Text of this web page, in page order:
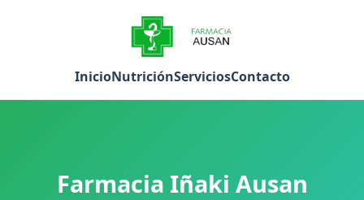
InicioNutriciónServiciosContacto
Farmacia Iñaki Ausan